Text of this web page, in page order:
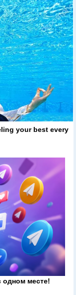
your best every
одном месте!